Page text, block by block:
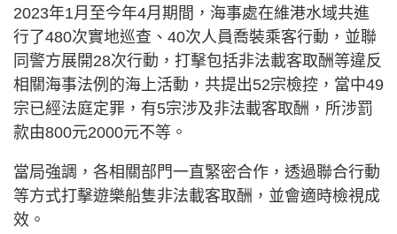
2023年1月至今年4月期間，海事處在維港水域共進
行了480次實地巡查、40次人員喬裝乘客行動，並聯
同警方展開28次行動，打擊包括非法載客取酬等違反
相關海事法例的海上活動，共提出52宗檢控，當中49
宗已經法庭定罪，有5宗涉及非法載客取酬，所涉罰
款由800元2000元不等。
當局強調，各相關部門一直緊密合作，透過聯合行動
等方式打擊遊樂船隻非法載客取酬，並會適時檢視成
效。